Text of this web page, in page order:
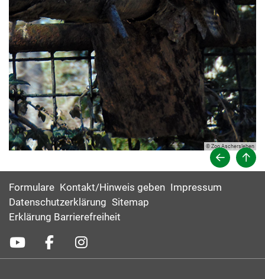
© Zoo Aschersleben
Formulare Kontakt/Hinweis geben Impressum
Datenschutzerklärung Sitemap
Erklärung Barrierefreiheit